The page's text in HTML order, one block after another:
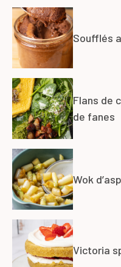
Soufflés
Flans de
de fanes
Wok
Victoria